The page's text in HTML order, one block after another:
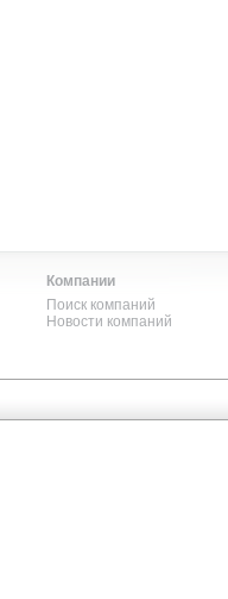
Компании
Поиск компаний
Новости компаний